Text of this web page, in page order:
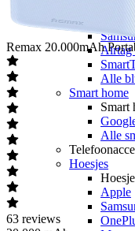
Airtag
Alle
Smart home
Smart
Alle
Hoesjes
Apple
Remax 20.000mAh
63 reviews